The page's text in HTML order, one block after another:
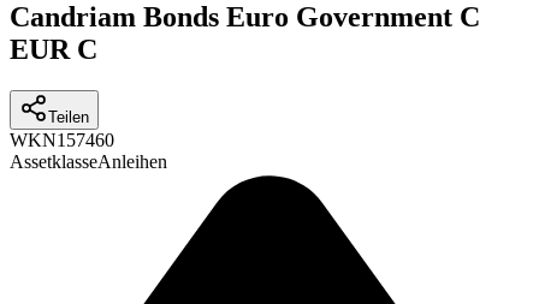
Candriam Bonds Euro Government C
EUR C
Teilen
WKN157460
AssetklasseAnleihen